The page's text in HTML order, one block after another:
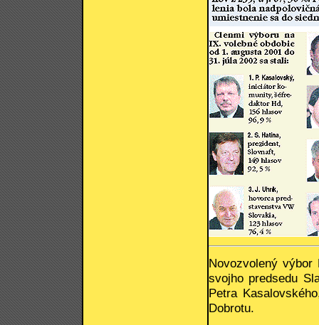
Novozvolený
svojho predsedu
Petra
Dobrotu.